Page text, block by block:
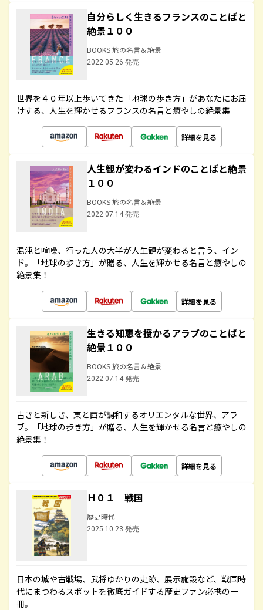
自分らしく生きるフランスのことばと
絶景１００
BOOKS 旅の名言＆絶景
2022.05.26 発売
世界を４０年以上歩いてきた「地球の歩き方」があなたにお届
けする、人生を輝かせるフランスの名言と癒やしの絶景集
詳細を見る
人生観が変わるインドのことばと絶景
１００
BOOKS 旅の名言＆絶景
2022.07.14 発売
混沌と喧噪、行った人の大半が人生観が変わると言う、イン
ド。「地球の歩き方」が贈る、人生を輝かせる名言と癒やしの
絶景集！
詳細を見る
生きる知恵を授かるアラブのことばと
絶景１００
BOOKS 旅の名言＆絶景
2022.07.14 発売
古きと新しき、東と西が調和するオリエンタルな世界、アラ
ブ。「地球の歩き方」が贈る、人生を輝かせる名言と癒やしの
絶景集！
詳細を見る
Ｈ０１ 戦国
歴史時代
2025.10.23 発売
日本の城や古戦場、武将ゆかりの史跡、展示施設など、戦国時
代にまつわるスポットを徹底ガイドする歴史ファン必携の一
冊。